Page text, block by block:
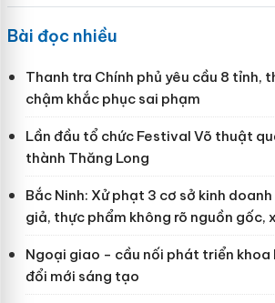
Bài đọc nhiều
Thanh tra Chính phủ yêu cầu 8 tỉnh,
chậm khắc phục sai phạm
Lần đầu tổ chức Festival Võ thuật
thành Thăng Long
Bắc Ninh: Xử phạt 3 cơ sở kinh
giả, thực phẩm không rõ nguồn gốc,
Ngoại giao - cầu nối phát triển khoa
đổi mới sáng tạo